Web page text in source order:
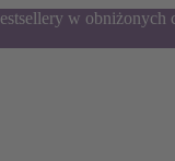
w obniżonych